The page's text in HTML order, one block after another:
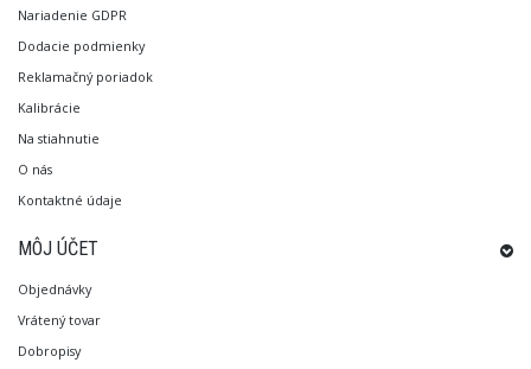
Nariadenie GDPR
Dodacie podmienky
Reklamačný poriadok
Kalibrácie
Na stiahnutie
O nás
Kontaktné údaje
MÔJ ÚČET
Objednávky
Vrátený tovar
Dobropisy